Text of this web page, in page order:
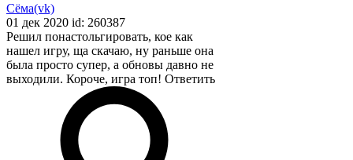
Сёма(vk)
01 дек 2020 id: 260387
Решил понастольгировать, кое как
нашел игру, ща скачаю, ну раньше она
была просто супер, а обновы давно не
выходили. Короче, игра топ! Ответить